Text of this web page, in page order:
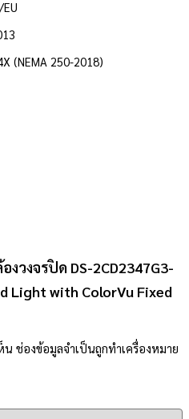
(NEMA 250-2018)
วงจรปิด DS-2CD2347G3-
Light with ColorVu Fixed
น ช่องข้อมูลจำเป็นถูกทำเครื่องหมาย